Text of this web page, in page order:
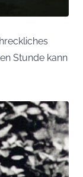
Stunde kann